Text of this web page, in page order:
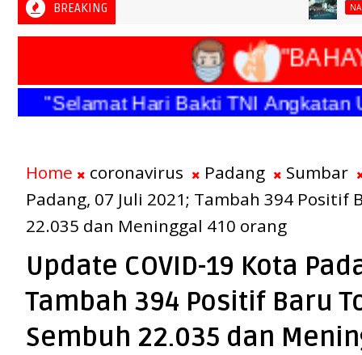
BREAKING NASIONAL
"Selamat Hari Bakti TNI Angkatan
Home coronavirus Padang
Sumbar
Padang, 07 Juli 2021; Tambah 394 Positif
22.035 dan Meninggal 410 orang
Update COVID-19 Kota
Tambah 394 Positif Baru
Sembuh 22.035 dan